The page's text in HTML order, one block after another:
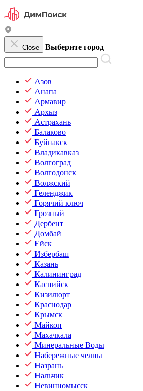
Close Выберите город
Азов
Анапа
Армавир
Архыз
Астрахань
Балаково
Буйнакск
Владикавказ
Волгоград
Волгодонск
Волжский
Геленджик
Горячий ключ
Грозный
Дербент
Домбай
Ейск
Избербаш
Казань
Калининград
Каспийск
Кизилюрт
Краснодар
Крымск
Майкоп
Махачкала
Минеральные Воды
Набережные челны
Назрань
Нальчик
Невинномысск